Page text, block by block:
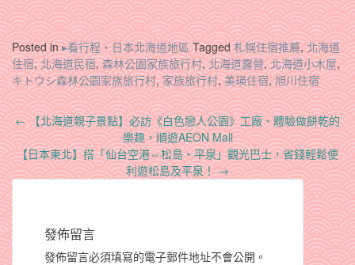
Posted in▸看行程‧日本北海道地區Tagged札幌住宿推薦,北海道
住宿,北海道民宿,森林公園家族旅行村,北海道露營,北海道小木屋,
キトウシ森林公園家族旅行村,家族旅行村,美瑛住宿,旭川住宿
Post
navigation
←【北海道親子景點】必訪《白色戀人公園》工廠、體驗做餅乾的
樂趣，順遊AEON Mall
【日本東北】搭「仙台空港⇔松島・平泉」觀光巴士，省錢輕鬆便
利遊松島及平泉！→
發佈留言
發佈留言必須填寫的電子郵件地址不會公開。